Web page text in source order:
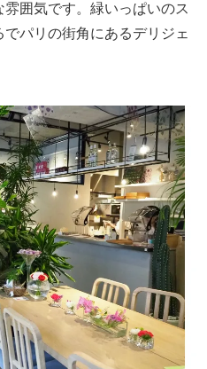
囲気です。緑いっぱいのス
パリの街角にあるデリジェ